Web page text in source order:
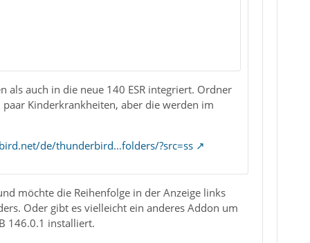
als auch in die neue 140 ESR integriert. Ordner
Kinderkrankheiten, aber die werden im
de/thunderbird…folders/?src=ss
möchte die Reihenfolge in der Anzeige links
Oder gibt es vielleicht ein anderes Addon um
146.0.1 installiert.